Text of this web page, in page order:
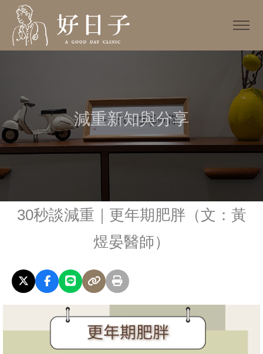
減重新知與分享
30秒談減重｜更年期肥胖（文：黃
煜晏醫師）